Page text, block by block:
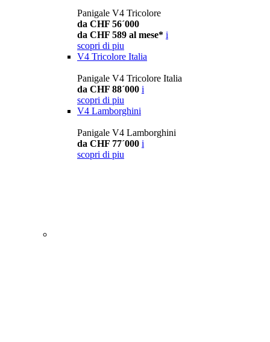
Panigale V4 Tricolore
da CHF 56´000
da CHF 589 al mese* i
scopri di piu
V4 Tricolore Italia
Panigale V4 Tricolore Italia
da CHF 88´000 i
scopri di piu
V4 Lamborghini
Panigale V4 Lamborghini
da CHF 77´000 i
scopri di piu